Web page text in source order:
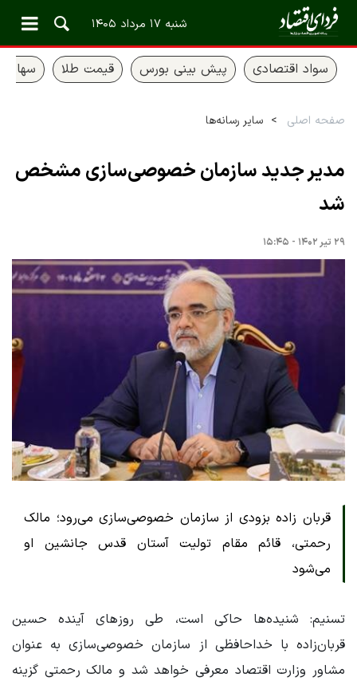
شنبه ۱۷ مرداد ۱۴۰۵
سواد اقتصادی پیش بینی بورس قیمت طلا سهام
صفحه اصلی سایر رسانه‌ها
مدیر جدید سازمان خصوصی‌سازی مشخص
شد
۲۹ تیر ۱۴۰۲ - ۱۵:۴۵
قربان زاده بزودی از سازمان خصوصی‌سازی می‌رود؛ مالک
رحمتی، قائم مقام تولیت آستان قدس جانشین او
می‌شود
تسنیم: شنیده‌ها حاکی است، طی روزهای آینده حسین
قربان‌زاده با خداحافظی از سازمان خصوصی‌سازی به عنوان
مشاور وزارت اقتصاد معرفی خواهد شد و مالک رحمتی گزینه